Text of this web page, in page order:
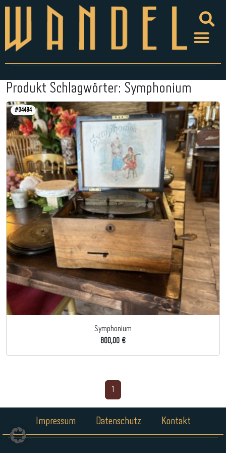
Produkt Schlagwörter: Symphonium
#04484
Symphonium
800,00 €
Impressum Datenschutz Kontakt